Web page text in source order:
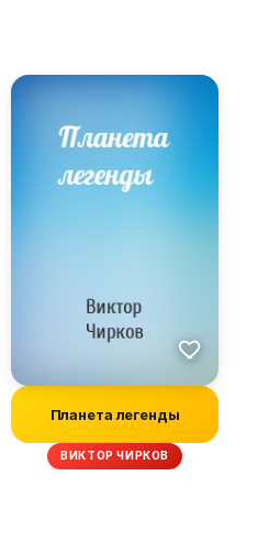
Планета легенды
ВИКТОР ЧИРКОВ